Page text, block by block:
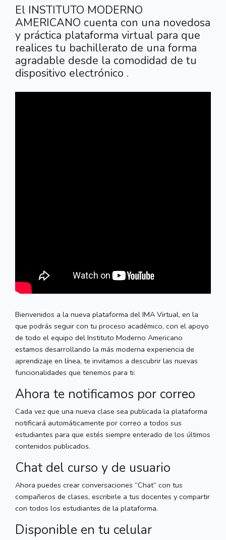
El INSTITUTO MODERNO
AMERICANO cuenta con una novedosa
y práctica plataforma virtual para que
realices tu bachillerato de una forma
agradable desde la comodidad de tu
dispositivo electrónico .
Bienvenidos a la nueva plataforma del IMA Virtual, en la
que podrás seguir con tu proceso académico, con el apoyo
de todo el equipo del Instituto Moderno Americano
estamos desarrollando la más moderna experiencia de
aprendizaje en línea, te invitamos a descubrir las nuevas
funcionalidades que tenemos para ti:
Ahora te notificamos por correo
Cada vez que una nueva clase sea publicada la plataforma
notificará automáticamente por correo a todos sus
estudiantes para que estés siempre enterado de los últimos
contenidos publicados.
Chat del curso y de usuario
Ahora puedes crear conversaciones “Chat” con tus
compañeros de clases, escribirle a tus docentes y compartir
con todos los estudiantes de la plataforma.
Disponible en tu celular